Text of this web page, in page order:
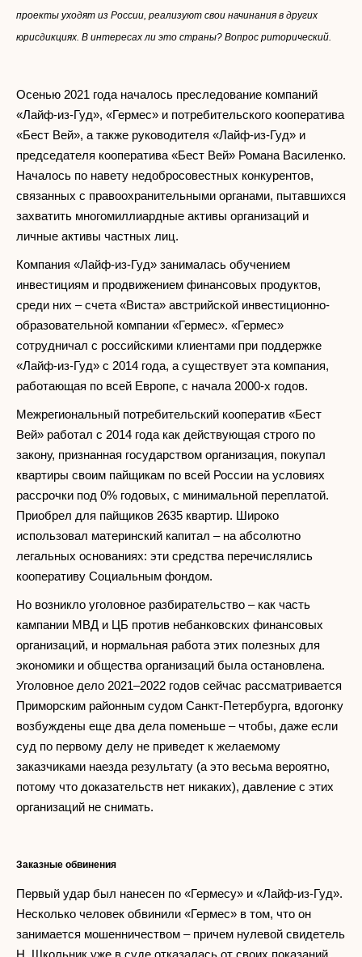
проекты уходят из России, реализуют свои начинания в других
юрисдикциях. В интересах ли это страны? Вопрос риторический.
Осенью 2021 года началось преследование компаний
«Лайф-из-Гуд», «Гермес» и потребительского кооператива
«Бест Вей», а также руководителя «Лайф-из-Гуд» и
председателя кооператива «Бест Вей» Романа Василенко.
Началось по навету недобросовестных конкурентов,
связанных с правоохранительными органами, пытавшихся
захватить многомиллиардные активы организаций и
личные активы частных лиц.
Компания «Лайф-из-Гуд» занималась обучением
инвестициям и продвижением финансовых продуктов,
среди них – счета «Виста» австрийской инвестиционно-
образовательной компании «Гермес». «Гермес»
сотрудничал с российскими клиентами при поддержке
«Лайф-из-Гуд» с 2014 года, а существует эта компания,
работающая по всей Европе, с начала 2000-х годов.
Межрегиональный потребительский кооператив «Бест
Вей» работал с 2014 года как действующая строго по
закону, признанная государством организация, покупал
квартиры своим пайщикам по всей России на условиях
рассрочки под 0% годовых, с минимальной переплатой.
Приобрел для пайщиков 2635 квартир. Широко
использовал материнский капитал – на абсолютно
легальных основаниях: эти средства перечислялись
кооперативу Социальным фондом.
Но возникло уголовное разбирательство – как часть
кампании МВД и ЦБ против небанковских финансовых
организаций, и нормальная работа этих полезных для
экономики и общества организаций была остановлена.
Уголовное дело 2021–2022 годов сейчас рассматривается
Приморским районным судом Санкт-Петербурга, вдогонку
возбуждены еще два дела поменьше – чтобы, даже если
суд по первому делу не приведет к желаемому
заказчиками наезда результату (а это весьма вероятно,
потому что доказательств нет никаких), давление с этих
организаций не снимать.
Заказные обвинения
Первый удар был нанесен по «Гермесу» и «Лайф-из-Гуд».
Несколько человек обвинили «Гермес» в том, что он
занимается мошенничеством – причем нулевой свидетель
Н. Школьник уже в суде отказалась от своих показаний.